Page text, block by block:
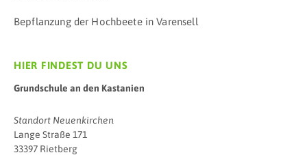
Bepflanzung der Hochbeete in Varensell
HIER FINDEST DU UNS
Grundschule an den Kastanien
Standort Neuenkirchen
Lange Straße 171
33397 Rietberg